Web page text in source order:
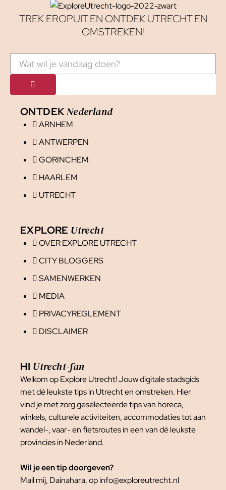
TREK EROPUIT EN ONTDEK UTRECHT EN
OMSTREKEN!
ONTDEKNederland
ARNHEM
ANTWERPEN
GORINCHEM
HAARLEM
UTRECHT
EXPLORE Utrecht
OVER EXPLORE UTRECHT
CITY BLOGGERS
SAMENWERKEN
MEDIA
PRIVACYREGLEMENT
DISCLAIMER
HI Utrecht-fan
Welkom op Explore Utrecht! Jouw digitale stadsgids
met dé leukste tips in Utrecht en omstreken. Hier
vind je met zorg geselecteerde tips van horeca,
winkels, culturele activiteiten, accommodaties tot aan
wandel-, vaar- en fietsroutes in een van dé leukste
provincies in Nederland.
Wil je een tip doorgeven?
Mail mij, Dainahara, op info@exploreutrecht.nl